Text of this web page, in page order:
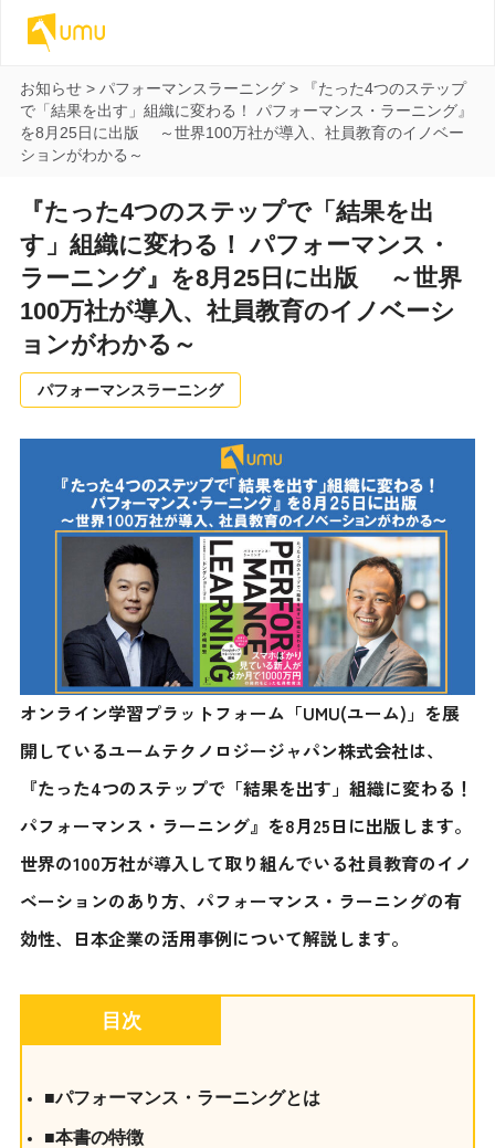
お知らせ> パフォーマンスラーニング>
『たった4つのステップ
で「結果を出す」組織に変わる！ パフォーマンス・ラーニング』
を8月25日に出版 ～世界100万社が導入、社員教育のイノベー
ションがわかる～
『たった4つのステップで「結果を出
す」組織に変わる！ パフォーマンス・
ラーニング』を8月25日に出版 ～世界
100万社が導入、社員教育のイノベーシ
ョンがわかる～
パフォーマンスラーニング
オンライン学習プラットフォーム「UMU(ユーム)」を展
開しているユームテクノロジージャパン株式会社は、
『たった4つのステップで「結果を出す」組織に変わる！
パフォーマンス・ラーニング』を8月25日に出版します。
世界の100万社が導入して取り組んでいる社員教育のイノ
ベーションのあり方、パフォーマンス・ラーニングの有
効性、日本企業の活用事例について解説します。
目次
■パフォーマンス・ラーニングとは
■本書の特徴